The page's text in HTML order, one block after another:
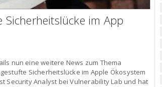
im App
nun eine weitere News zum Thema
Sicherheitslücke im Apple Ökosystem
Security Analyst bei Vulnerability Lab und hat